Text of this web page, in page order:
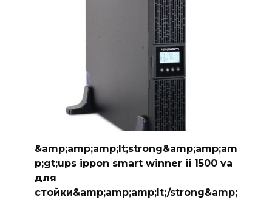
&amp;amp;amp;lt;strong&amp;amp;am
p;gt;ups ippon smart winner ii 1500 va
для
стойки&amp;amp;amp;lt;/strong&amp;